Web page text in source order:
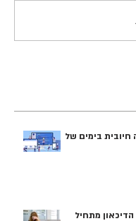
חיובית בימים של
מתחיל